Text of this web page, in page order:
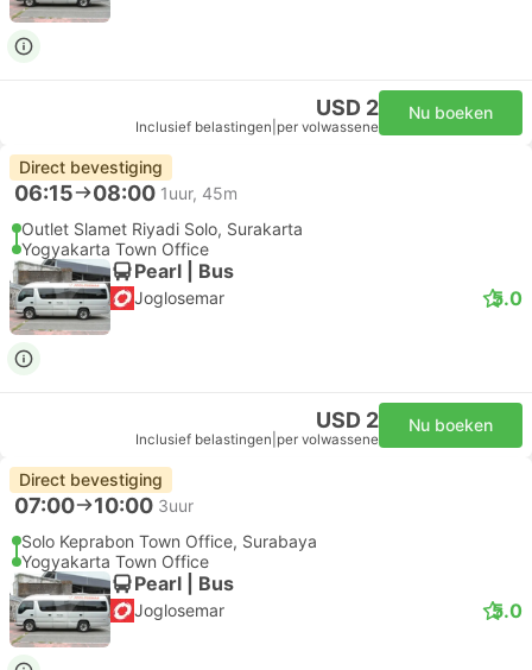
USD 2
Inclusief belastingen per volwassene
Nu boeken
Direct bevestiging
06:15 08:00 1uur, 45m
Outlet Slamet Riyadi Solo, Surakarta
Yogyakarta Town Office
Pearl | Bus
Joglosemar 5.0
USD 2
Inclusief belastingen per volwassene
Nu boeken
Direct bevestiging
07:00 10:00 3uur
Solo Keprabon Town Office, Surabaya
Yogyakarta Town Office
Pearl | Bus
Joglosemar 5.0